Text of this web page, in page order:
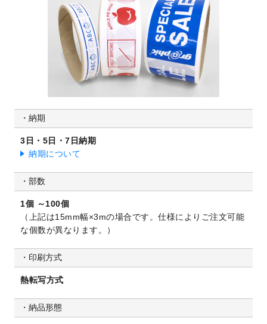
納期
3日・5日・7日納期
納期について
部数
1個 ～100個
（上記は15mm幅×3mの場合です。仕様によりご注文可能
な個数が異なります。）
印刷方式
熱転写方式
納品形態